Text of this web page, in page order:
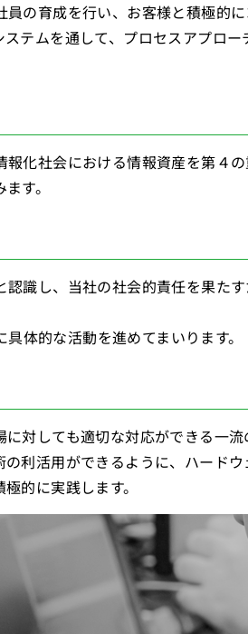
の育成を行い、お客様と積極的
テムを通して、プロセスアプロ
化社会における情報資産を第４
す。
識し、当社の社会的責任を果た
体的な活動を進めてまいります。
対しても適切な対応ができる一
利活用ができるように、ハード
的に実践します。